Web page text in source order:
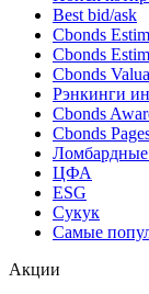
Поиск
Поиск
Ближайшие
Поиск
Best bid/ask
Cbonds
Cbonds
Cbonds
Рэнкинги
Cbonds
Cbonds Pages
ESG